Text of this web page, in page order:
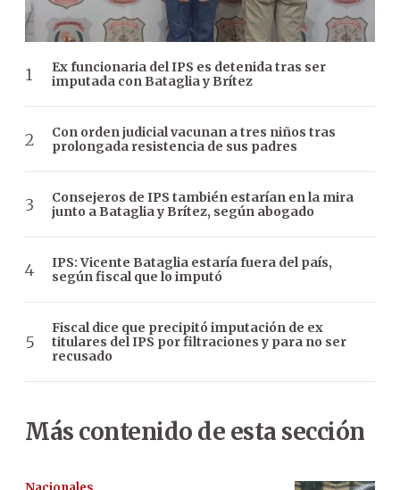
Ex funcionaria del IPS es detenida tras ser
imputada con Bataglia y Brítez
Con orden judicial vacunan a tres niños tras
prolongada resistencia de sus padres
Consejeros de IPS también estarían en la mira
junto a Bataglia y Brítez, según abogado
IPS: Vicente Bataglia estaría fuera del país,
según fiscal que lo imputó
Fiscal dice que precipitó imputación de ex
titulares del IPS por filtraciones y para no ser
recusado
Más contenido de esta sección